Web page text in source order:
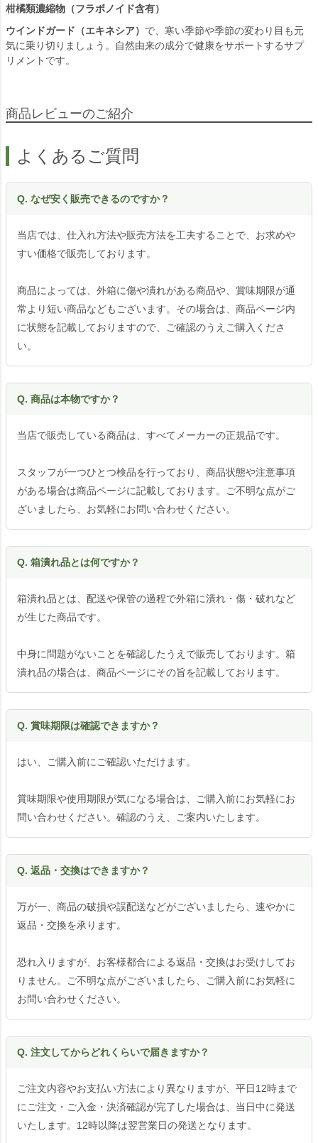
柑橘類濃縮物（フラボノイド含有）
ウインドガード（エキネシア） で、寒い季節や季節の変わり目も元
気に乗り切りましょう。自然由来の成分で健康をサポートするサプ
リメントです。
商品レビューのご紹介
よくあるご質問
Q. なぜ安く販売できるのですか？
当店では、仕入れ方法や販売方法を工夫することで、お求めや
すい価格で販売しております。
商品によっては、外箱に傷や潰れがある商品や、賞味期限が通
常より短い商品などもございます。その場合は、商品ページ内
に状態を記載しておりますので、ご確認のうえご購入くださ
い。
Q. 商品は本物ですか？
当店で販売している商品は、すべてメーカーの正規品です。
スタッフが一つひとつ検品を行っており、商品状態や注意事項
がある場合は商品ページに記載しております。ご不明な点がご
ざいましたら、お気軽にお問い合わせください。
Q. 箱潰れ品とは何ですか？
箱潰れ品とは、配送や保管の過程で外箱に潰れ・傷・破れなど
が生じた商品です。
中身に問題がないことを確認したうえで販売しております。箱
潰れ品の場合は、商品ページにその旨を記載しております。
Q. 賞味期限は確認できますか？
はい、ご購入前にご確認いただけます。
賞味期限や使用期限が気になる場合は、ご購入前にお気軽にお
問い合わせください。確認のうえ、ご案内いたします。
Q. 返品・交換はできますか？
万が一、商品の破損や誤配送などがございましたら、速やかに
返品・交換を承ります。
恐れ入りますが、お客様都合による返品・交換はお受けしてお
りません。ご不明な点がございましたら、ご購入前にお気軽に
お問い合わせください。
Q. 注文してからどれくらいで届きますか？
ご注文内容やお支払い方法により異なりますが、平日12時まで
にご注文・ご入金・決済確認が完了した場合は、当日中に発送
いたします。12時以降は翌営業日の発送となります。